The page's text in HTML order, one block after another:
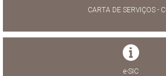
CARTA DE SERVIÇOS -
e-SIC